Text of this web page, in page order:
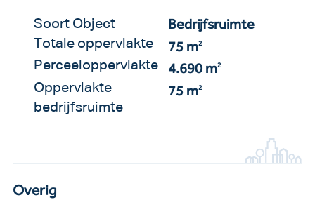
Soort Object Bedrijfsruimte
Totale oppervlakte 75 m2
Perceeloppervlakte 4.690 m2
Oppervlakte
bedrijfsruimte
75 m2
Overig